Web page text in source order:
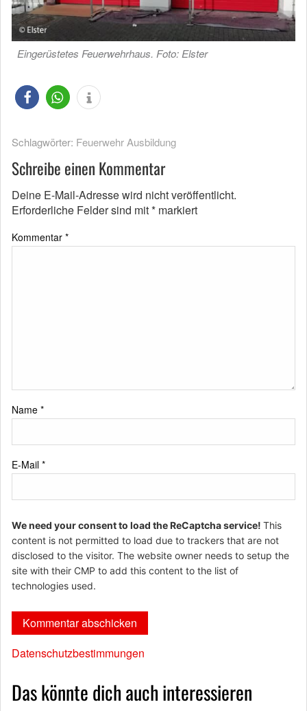
Eingerüstetes Feuerwehrhaus. Foto: Elster
Schlagwörter: Feuerwehr Ausbildung
Schreibe einen Kommentar
Deine E-Mail-Adresse wird nicht veröffentlicht.
Erforderliche Felder sind mit* markiert
Kommentar *
Name *
E-Mail *
We need your consent to load the ReCaptcha service! This
content is not permitted to load due to trackers that are not
disclosed to the visitor. The website owner needs to setup the
site with their CMP to add this content to the list of
technologies used.
Datenschutzbestimmungen
Das könnte dich auch interessieren